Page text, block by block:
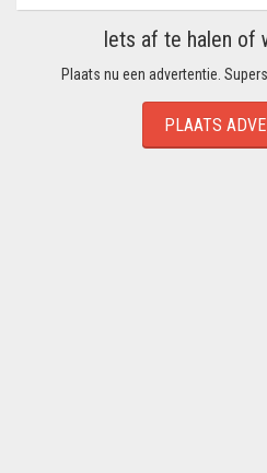
Iets af te halen of
Plaats nu een advertentie.
PLAATS